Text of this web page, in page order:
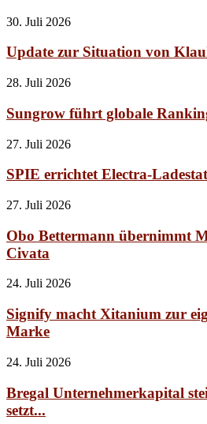
30. Juli 2026
Update zur Situation von
28. Juli 2026
Sungrow führt globale
27. Juli 2026
SPIE errichtet Electra-
27. Juli 2026
Obo Bettermann übernimmt
Civata
24. Juli 2026
Signify macht Xitanium zur
Marke
24. Juli 2026
Bregal Unternehmerkapital
setzt...